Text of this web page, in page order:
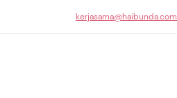
kerjasama@haibunda.com